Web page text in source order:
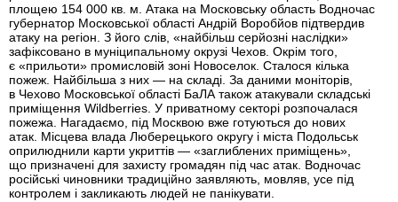
площею 154 000 кв. м. Атака на Московську область Водночас
губернатор Московської області Андрій Воробйов підтвердив
атаку на регіон. З його слів, «найбільш серйозні наслідки»
зафіксовано в муніципальному окрузі Чехов. Окрім того,
є «прильоти» промисловій зоні Новоселок. Сталося кілька
пожеж. Найбільша з них — на складі. За даними моніторів,
в Чехово Московської області БаЛА також атакували складські
приміщення Wildberries. У приватному секторі розпочалася
пожежа. Нагадаємо, під Москвою вже готуються до нових
атак. Місцева влада Люберецького округу і міста Подольськ
оприлюднили карти укриттів — «заглиблених приміщень»,
що призначені для захисту громадян під час атак. Водночас
російські чиновники традиційно заявляють, мовляв, усе під
контролем і закликають людей не панікувати.